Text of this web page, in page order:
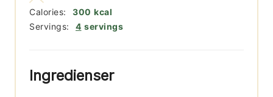
Servings: 4 servings
Calories: 300 kcal
Ingredienser